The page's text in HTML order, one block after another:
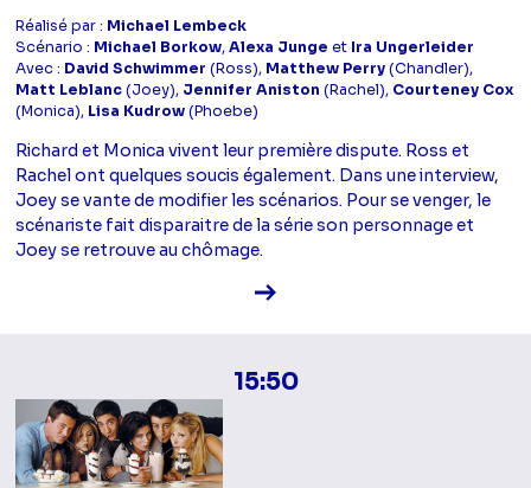
Réalisé par : Michael Lembeck
Scénario : Michael Borkow,Alexa Junge et Ira Ungerleider
Avec : David Schwimmer (Ross), Matthew Perry(Chandler),
Matt Leblanc(Joey), Jennifer Aniston (Rachel), Courteney Cox
(Monica), Lisa Kudrow(Phoebe)
Richard et Monica vivent leur première dispute. Ross et
Rachel ont quelques soucis également. Dans une interview,
Joey se vante de modifier les scénarios. Pour se venger, le
scénariste fait disparaitre de la série son personnage et
Joey se retrouve au chômage.
Voir la fiche diffusion
15:50